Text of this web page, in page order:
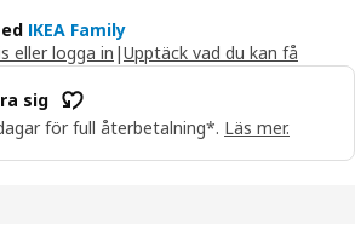
IKEA Family
eller logga in |Upptäck vad du kan få
sig
för full återbetalning*. Läs mer.